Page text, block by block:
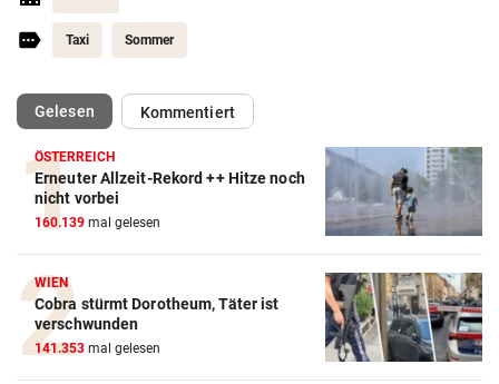
Taxi Sommer
Gelesen(ausgewählt)Kommentiert
ÖSTERREICH
Erneuter Allzeit-Rekord ++ Hitze noch
nicht vorbei
160.139 mal gelesen
WIEN
Cobra stürmt Dorotheum, Täter ist
verschwunden
141.353 mal gelesen